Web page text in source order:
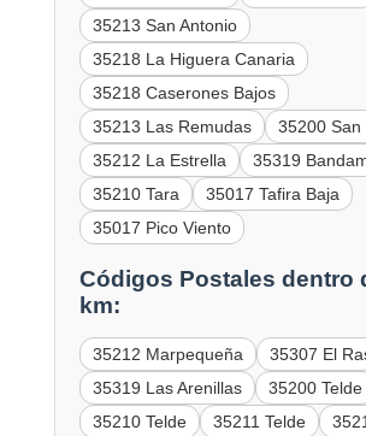
35213 San Antonio
35218 La Higuera Canaria
35218 Caserones Bajos
35213 Las Remudas
35200 San
35212 La Estrella
35319
35210 Tara
35017 Tafira Baja
35017 Pico Viento
Códigos Postales dentro
km:
35212 Marpequeña
35307 El
35319 Las Arenillas
35200 Telde
35210 Telde
35211 Telde